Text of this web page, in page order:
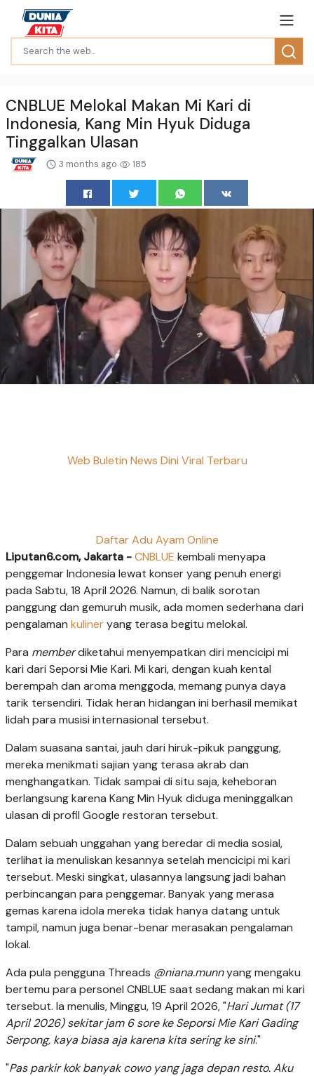
CNBLUE Melokal Makan Mi Kari di
Indonesia, Kang Min Hyuk Diduga
Tinggalkan Ulasan
3 months ago 185
Web Buletin News Dini Viral Terbaru
Daftar Adu Ayam Online
Liputan6.com, Jakarta -CNBLUE kembali menyapa
penggemar Indonesia lewat konser yang penuh energi
pada Sabtu, 18 April 2026. Namun, di balik sorotan
panggung dan gemuruh musik, ada momen sederhana dari
pengalaman kulineryang terasa begitu melokal.
Para memberdiketahui menyempatkan diri mencicipi mi
kari dari Seporsi Mie Kari. Mi kari, dengan kuah kental
berempah dan aroma menggoda, memang punya daya
tarik tersendiri. Tidak heran hidangan ini berhasil memikat
lidah para musisi internasional tersebut.
Dalam suasana santai, jauh dari hiruk-pikuk panggung,
mereka menikmati sajian yang terasa akrab dan
menghangatkan. Tidak sampai di situ saja, keheboran
berlangsung karena Kang Min Hyuk diduga meninggalkan
ulasan di profil Google restoran tersebut.
Dalam sebuah unggahan yang beredar di media sosial,
terlihat ia menuliskan kesannya setelah mencicipi mi kari
tersebut. Meski singkat, ulasannya langsung jadi bahan
perbincangan para penggemar. Banyak yang merasa
gemas karena idola mereka tidak hanya datang untuk
tampil, namun juga benar-benar merasakan pengalaman
lokal.
Ada pula pengguna Threads @niana.munnyang mengaku
bertemu para personel CNBLUE saat sedang makan mi kari
tersebut. Ia menulis, Minggu, 19 April 2026, "Hari Jumat (17
April 2026) sekitar jam 6 sore ke Seporsi Mie Kari Gading
Serpong, kaya biasa aja karena kita sering ke sini."
"Pas parkir kok banyak cowo yang jaga depan resto. Aku